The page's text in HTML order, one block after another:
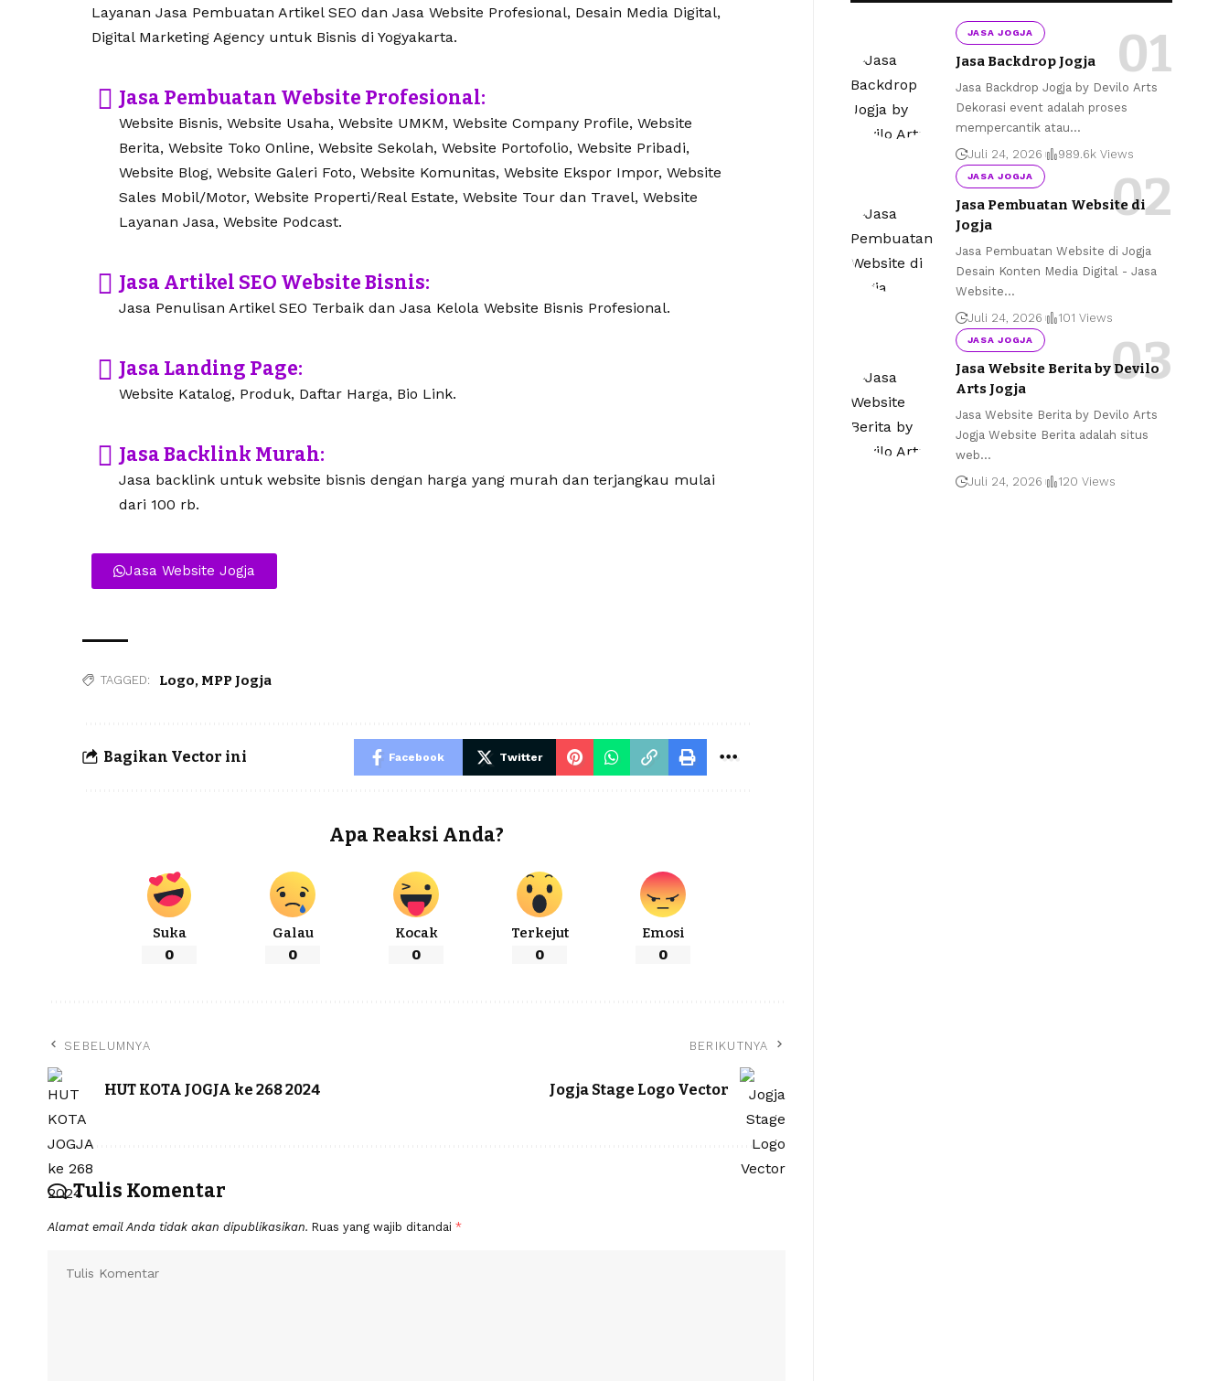
Layanan Jasa Pembuatan Artikel SEO dan Jasa Website Profesional, Desain Media Digital,
Digital Marketing Agency untuk Bisnis di Yogyakarta.
Jasa Pembuatan Website Profesional:
Website Bisnis, Website Usaha, Website UMKM, Website Company Profile, Website
Berita, Website Toko Online, Website Sekolah, Website Portofolio, Website Pribadi,
Website Blog, Website Galeri Foto, Website Komunitas, Website Ekspor Impor, Website
Sales Mobil/Motor, Website Properti/Real Estate, Website Tour dan Travel, Website
Layanan Jasa, Website Podcast.
Jasa Artikel SEO Website Bisnis:
Jasa Penulisan Artikel SEO Terbaik dan Jasa Kelola Website Bisnis Profesional.
Jasa Landing Page:
Website Katalog, Produk, Daftar Harga, Bio Link.
Jasa Backlink Murah:
Jasa backlink untuk website bisnis dengan harga yang murah dan terjangkau mulai
dari 100 rb.
Jasa Website Jogja
TAGGED: Logo, MPP Jogja
Bagikan Vector ini Facebook Twitter
Apa Reaksi Anda?
Suka
0
Galau
0
Kocak
0
Terkejut
0
Emosi
0
SEBELUMNYA
HUT KOTA JOGJA ke 268 2024
BERIKUTNYA
Jogja Stage Logo Vector
Tulis Komentar
Alamat email Anda tidak akan dipublikasikan. Ruas yang wajib ditandai *
JASA JOGJA
Jasa Backdrop Jogja
Jasa Backdrop Jogja by Devilo Arts
Dekorasi event adalah proses
mempercantik atau…
Juli 24, 2026
989.6k Views
JASA JOGJA
Jasa Pembuatan Website di
Jogja
Jasa Pembuatan Website di Jogja
Desain Konten Media Digital - Jasa
Website…
Juli 24, 2026
101 Views
JASA JOGJA
Jasa Website Berita by Devilo
Arts Jogja
Jasa Website Berita by Devilo Arts
Jogja Website Berita adalah situs
web…
Juli 24, 2026
120 Views